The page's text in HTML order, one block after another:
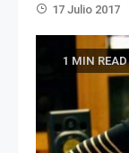
17 Julio 2017
1 MIN READ